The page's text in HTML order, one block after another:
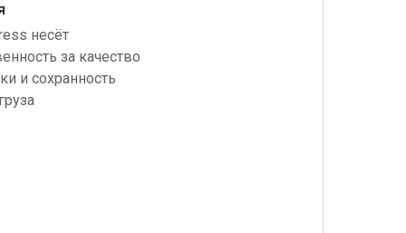
несёт
за качество
и сохранность